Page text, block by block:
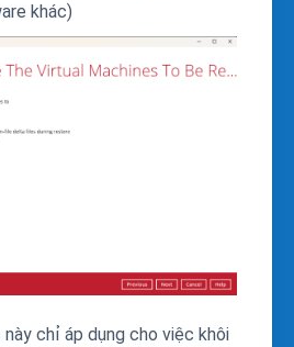
khác)
này chỉ áp dụng cho việc khôi